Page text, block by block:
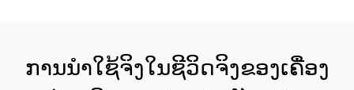
ການນຳໃຊ້ຈິງໃນຊີວິດຈິງຂອງເຄື່ອງ